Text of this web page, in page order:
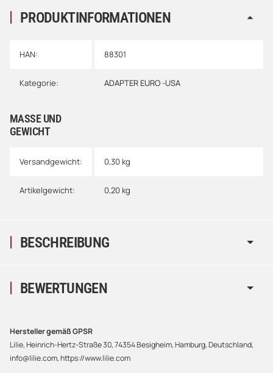
PRODUKTINFORMATIONEN
HAN: 88301
Kategorie: ADAPTER EURO -USA
MASSE UND G
EWICHT
Versandgewicht: 0,30 kg
Artikelgewicht: 0,20 kg
BESCHREIBUNG
BEWERTUNGEN
Hersteller gemäß GPSR
Lilie, Heinrich-Hertz-Straße 30, 74354 Besigheim, Hamburg, Deutschland,
info@lilie.com, https://www.lilie.com